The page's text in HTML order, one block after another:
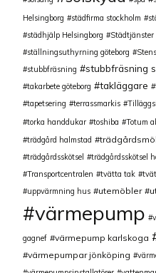
Helsingborg
städfirma stockholm
städhjälp Helsingborg
Städtjänster
ställningsuthyrning göteborg
stubbfräsning
stubbfräsning
takarbete göteborg
takläggare
tapetsering
terrassmarkis
torka handdukar
toshiba Totum
trädgård halmstad
trädgårdsskötsel
trädgårdsskötsel
Transportcentralen
tvätta tak
uppvärmning hus
utemöbler
värmepump
gagnef värmepump karlskoga
värmepumpar jönköping